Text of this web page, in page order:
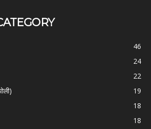
46
24
22
19
18
18